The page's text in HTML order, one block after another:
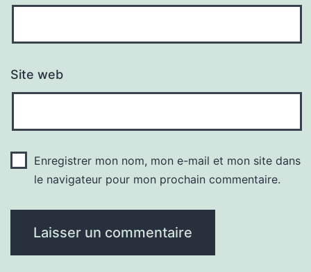
Site web
Enregistrer mon nom, mon e-mail et mon site dans
le navigateur pour mon prochain commentaire.